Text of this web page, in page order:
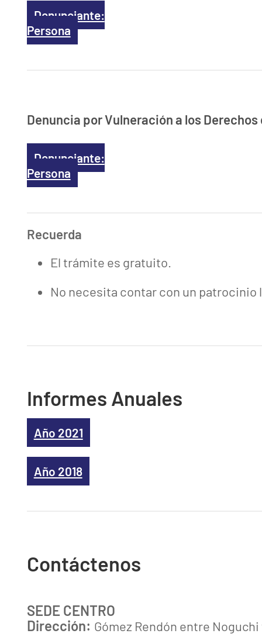
Denunciante:
Persona
Denuncia por Vulneración a los
Denunciante:
Persona
Recuerda
El trámite es gratuito.
No necesita contar con un patrocinio
Informes Anuales
Año 2021
Año 2018
Contáctenos
SEDE CENTRO
Dirección: Gómez Rendón entre